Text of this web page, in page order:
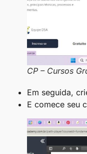
CP – Cursos
Em seguida,
E comece seu